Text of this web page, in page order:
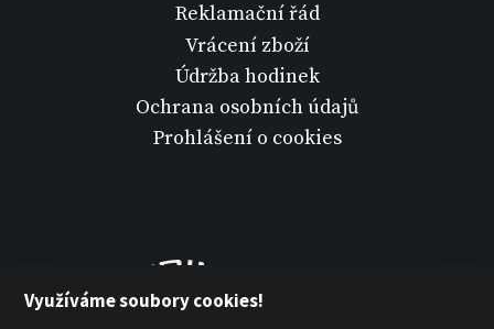
Reklamační řád
Vrácení zboží
Údržba hodinek
Ochrana osobních údajů
Prohlášení o cookies
Využíváme soubory cookies!